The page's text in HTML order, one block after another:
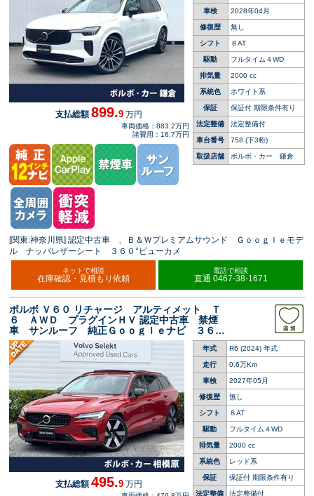
車検 2028年04月
修復歴 無し
シフト ８AT
駆動 フルタイム４WD
排気量 2000 cc
系統色 ホワイト系
保証 保証付 期限条件有り
法定整備 法定整備付
車台番号 758 (下3桁)
取扱店舗 ボルボ・カー 鎌倉
支払総額899.9 万円
車両価格：883.2万円
諸費用：16.7万円
[関東:神奈川県] 認定中古車 、Ｂ＆Ｗプレミアムサウンド Ｇｏｏｇｌｅモデ
ル ナッパレザーシート ３６０°ビューカメ
ネットで相談
在庫確認・見積もり依頼
電話で相談
直通 0467-38-1671
ボルボ Ｖ６０ リチャージ アルティメット Ｔ
６ ＡＷＤ プラグインＨＶ 認定中古車 禁煙
車 サンルーフ 純正Ｇｏｏｇｌｅナビ ３６０°
ビューカメラ 黒革シート 全席シートヒータ
ー シートベンチレーション ＡｐｐｌｅＣａｒ
Ｐｌａｙ マッサージシート
年式 R6 (2024) 年式
走行 0.6万Km
車検 2027年05月
修復歴 無し
シフト ８AT
駆動 フルタイム４WD
排気量 2000 cc
系統色 レッド系
保証 保証付 期限条件有り
法定整備 法定整備付
支払総額495.9 万円